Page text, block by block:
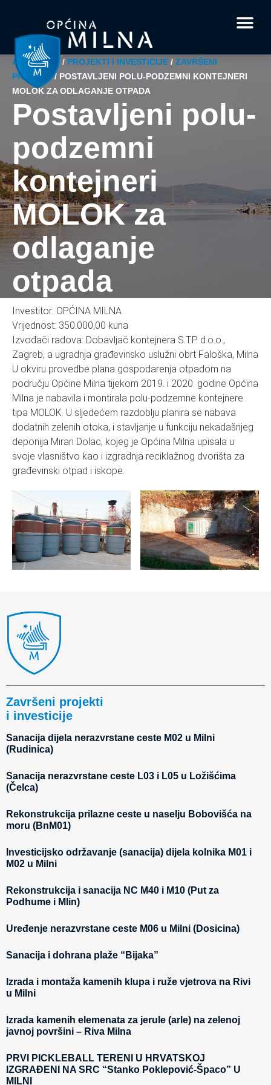
AKTUALNO/ PROJEKTI I INVESTICIJE / ZAVRŠENI
PROJEKT/ POSTAVLJENI POLU-PODZEMNI KONTEJNERI
MOLOK ZA ODLAGANJE OTPADA
Postavljeni polu-
podzemni
kontejneri
MOLOK za
odlaganje
otpada
Investitor: OPĆINA MILNA
Vrijednost: 350.000,00 kuna
Izvođači radova: Dobavljač kontejnera S.T.P. d.o.o.,
Zagreb, a ugradnja građevinsko uslužni obrt Faloška, Milna
U okviru provedbe plana gospodarenja otpadom na
području Općine Milna tijekom 2019. i 2020. godine Općina
Milna je nabavila i montirala polu-podzemne kontejnere
tipa MOLOK. U sljedećem razdoblju planira se nabava
dodatnih zelenih otoka, i stavljanje u funkciju nekadašnjeg
deponija Miran Dolac, kojeg je Općina Milna upisala u
svoje vlasništvo kao i izgradnja reciklažnog dvorišta za
građevinski otpad i iskope.
Završeni projekti
i investicije
Sanacija dijela nerazvrstane ceste M02 u Milni
(Rudinica)
Sanacija nerazvrstane ceste L03 i L05 u Ložišćima
(Čelca)
Rekonstrukcija prilazne ceste u naselju Bobovišća na
moru (BnM01)
Investicijsko održavanje (sanacija) dijela kolnika M01 i
M02 u Milni
Rekonstrukcija i sanacija NC M40 i M10 (Put za
Podhume i Mlin)
Uređenje nerazvrstane ceste M06 u Milni (Dosicina)
Sanacija i dohrana plaže “Bijaka”
Izrada i montaža kamenih klupa i ruže vjetrova na Rivi
u Milni
Izrada kamenih elemenata za jerule (arle) na zelenoj
javnoj površini – Riva Milna
PRVI PICKLEBALL TERENI U HRVATSKOJ
IZGRAĐENI NA SRC “Stanko Poklepović-Špaco” U
MILNI